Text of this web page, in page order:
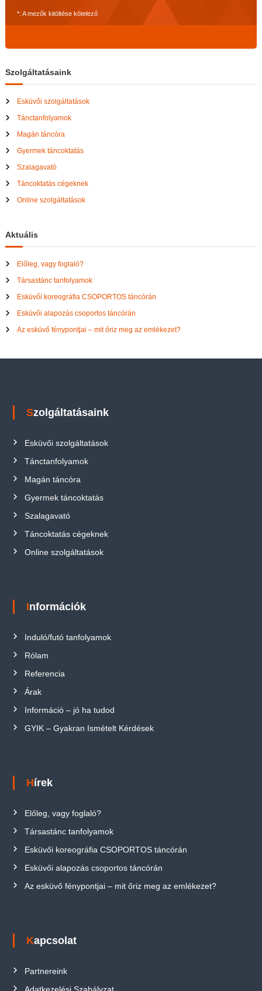
*: A mezők kitöltése kötelező
Szolgáltatásaink
Esküvői szolgáltatások
Tánctanfolyamok
Magán táncóra
Gyermek táncoktatás
Szalagavató
Táncoktatás cégeknek
Online szolgáltatások
Aktuális
Előleg, vagy foglaló?
Társastánc tanfolyamok
Esküvői koreográfia CSOPORTOS táncórán
Esküvői alapozás csoportos táncórán
Az esküvő fénypontjai – mit őriz meg az emlékezet?
Szolgáltatásaink
Esküvői szolgáltatások
Tánctanfolyamok
Magán táncóra
Gyermek táncoktatás
Szalagavató
Táncoktatás cégeknek
Online szolgáltatások
Információk
Induló/futó tanfolyamok
Rólam
Referencia
Árak
Információ – jó ha tudod
GYIK – Gyakran Ismételt Kérdések
Hírek
Előleg, vagy foglaló?
Társastánc tanfolyamok
Esküvői koreográfia CSOPORTOS táncórán
Esküvői alapozás csoportos táncórán
Az esküvő fénypontjai – mit őriz meg az emlékezet?
Kapcsolat
Partnereink